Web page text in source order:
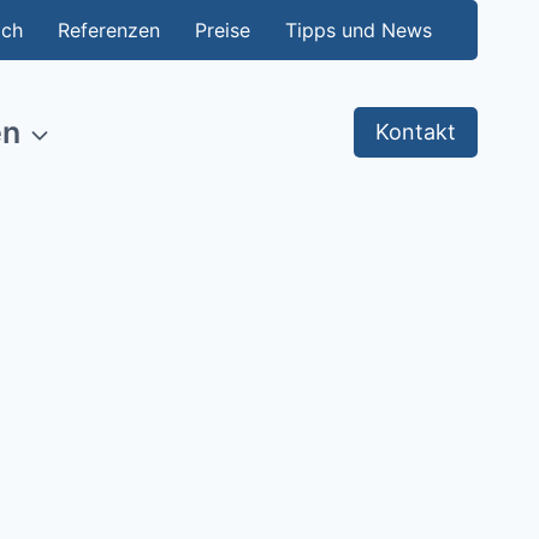
Referenzen Preise Tipps und News
Kontakt